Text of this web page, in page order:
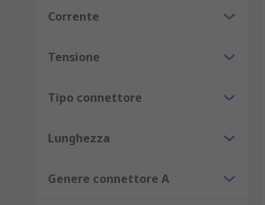
Corrente
Tensione
Tipo connettore
Lunghezza
Genere connettore A